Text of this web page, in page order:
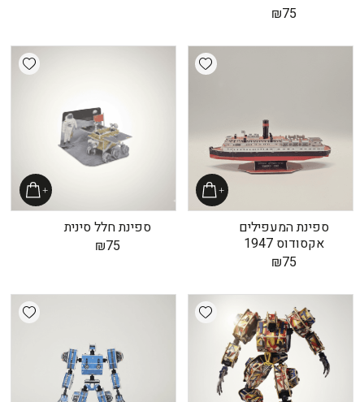
₪75
Add wishlist
ספינת המעפילים
אקסודוס 1947
₪75
ספינת חלל סינית
₪75
Add wishlist